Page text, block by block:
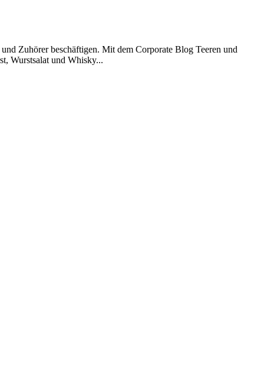
Zuhörer beschäftigen. Mit dem Corporate Blog Teeren und
Wurstsalat und Whisky...